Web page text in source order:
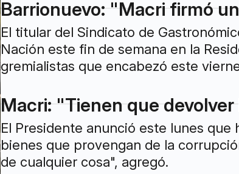
Barrionuevo: "Macri firmó
El titular del Sindicato de
Nación este fin de semana en la
gremialistas que encabezó este
Macri: "Tienen que
El Presidente anunció este lunes
bienes que provengan de la
de cualquier cosa", agregó.